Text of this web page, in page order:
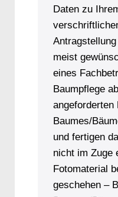
Daten zu
meist
eines
Baumpflege
angeforderten
Baumes/
und fertigen
nicht im Zuge
Fotomaterial
geschehen –